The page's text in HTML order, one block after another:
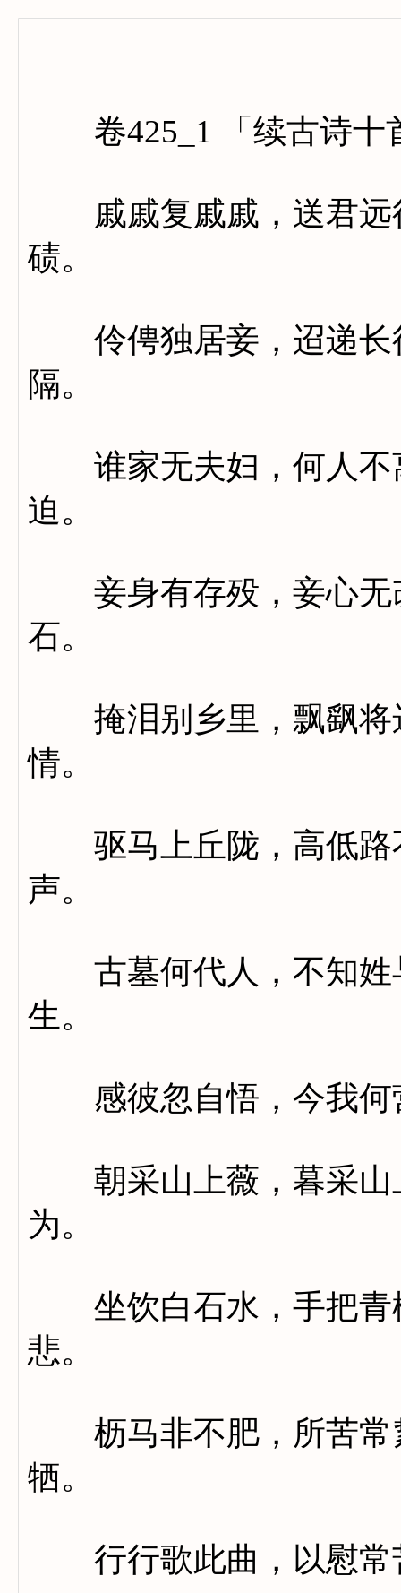
卷425_1 「续古诗十
戚戚复戚戚，送君远
碛。
伶俜独居妾，迢递长
隔。
谁家无夫妇，何人不
迫。
妾身有存殁，妾心无
石。
掩泪别乡里，飘飖将
情。
驱马上丘陇，高低路
声。
古墓何代人，不知姓
生。
感彼忽自悟，今我何
朝采山上薇，暮采山
为。
坐饮白石水，手把青
悲。
枥马非不肥，所苦常
牺。
行行歌此曲，以慰常